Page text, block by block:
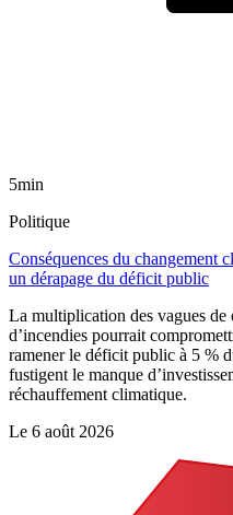
5min
Politique
Conséquences du changement
un dérapage du déficit public
La multiplication des vagues de
d’incendies pourrait
ramener le déficit public à 5 %
fustigent le manque
réchauffement climatique.
Le 6 août 2026